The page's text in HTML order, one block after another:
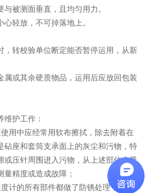
被测面垂直，且均匀用力。
轻放，不可掉落地上。
转校验单位断定能否暂停运用，从新
或其余硬质物品，运用后应放回包装
护工作：
用中应经常用软布擦拭，除去附着在
砧座和套筒支承面上的灰尘和污物，特
或压针周围进入污物，从上述部位大量
精度或造成故障；
计的所有部件都做了防锈处理，但是